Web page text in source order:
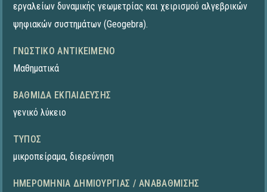
εργαλείων δυναμικής γεωμετρίας και χειρισμού αλγεβρικών
ψηφιακών συστημάτων (Geogebra).
ΓΝΩΣΤΙΚΌ ΑΝΤΙΚΕΊΜΕΝΟ
Μαθηματικά
ΒΑΘΜΊΔΑ ΕΚΠΑΊΔΕΥΣΗΣ
γενικό λύκειο
ΤΎΠΟΣ
μικροπείραμα, διερεύνηση
ΗΜΕΡΟΜΗΝΊΑ ΔΗΜΙΟΥΡΓΊΑΣ / ΑΝΑΒΆΘΜΙΣΗΣ